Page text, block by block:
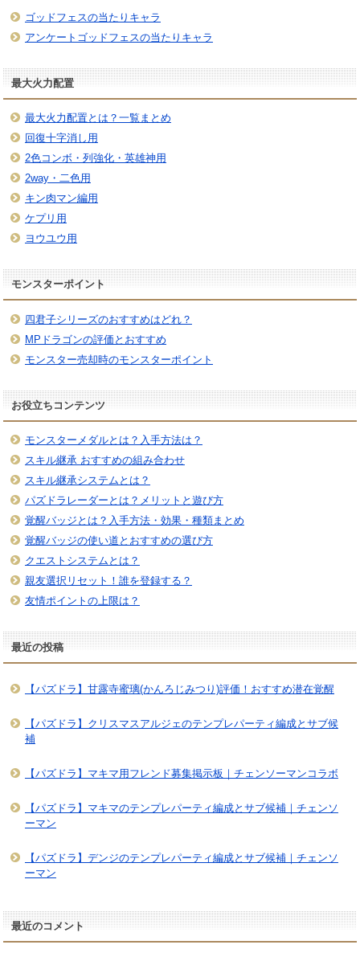
ゴッドフェスの当たりキャラ
アンケートゴッドフェスの当たりキャラ
最大火力配置
最大火力配置とは？一覧まとめ
回復十字消し用
2色コンボ・列強化・英雄神用
2way・二色用
キン肉マン編用
ケプリ用
ヨウユウ用
モンスターポイント
四君子シリーズのおすすめはどれ？
MPドラゴンの評価とおすすめ
モンスター売却時のモンスターポイント
お役立ちコンテンツ
モンスターメダルとは？入手方法は？
スキル継承 おすすめの組み合わせ
スキル継承システムとは？
パズドラレーダーとは？メリットと遊び方
覚醒バッジとは？入手方法・効果・種類まとめ
覚醒バッジの使い道とおすすめの選び方
クエストシステムとは？
親友選択リセット！誰を登録する？
友情ポイントの上限は？
最近の投稿
【パズドラ】甘露寺蜜璃(かんろじみつり)評価！おすすめ潜在覚醒
【パズドラ】クリスマスアルジェのテンプレパーティ編成とサブ候
補
【パズドラ】マキマ用フレンド募集掲示板｜チェンソーマンコラボ
【パズドラ】マキマのテンプレパーティ編成とサブ候補｜チェンソ
ーマン
【パズドラ】デンジのテンプレパーティ編成とサブ候補｜チェンソ
ーマン
最近のコメント